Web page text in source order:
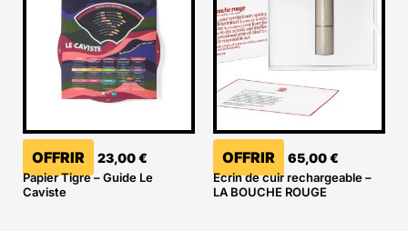
OFFRIR 23,00€
Papier Tigre – Guide Le
Caviste
OFFRIR 65,00€
Ecrin de cuir rechargeable –
LA BOUCHE ROUGE